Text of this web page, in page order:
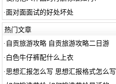
· 面对面面试的好处坏处
热门文章
· 自贡旅游攻略 自贡旅游攻略二日游
· 白色牛仔裤配什么上衣
· 思想汇报怎么写 思想汇报格式怎么写